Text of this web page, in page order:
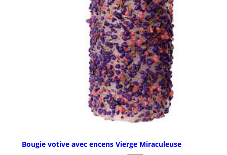
Bougie votive avec encens Vierge Miraculeuse